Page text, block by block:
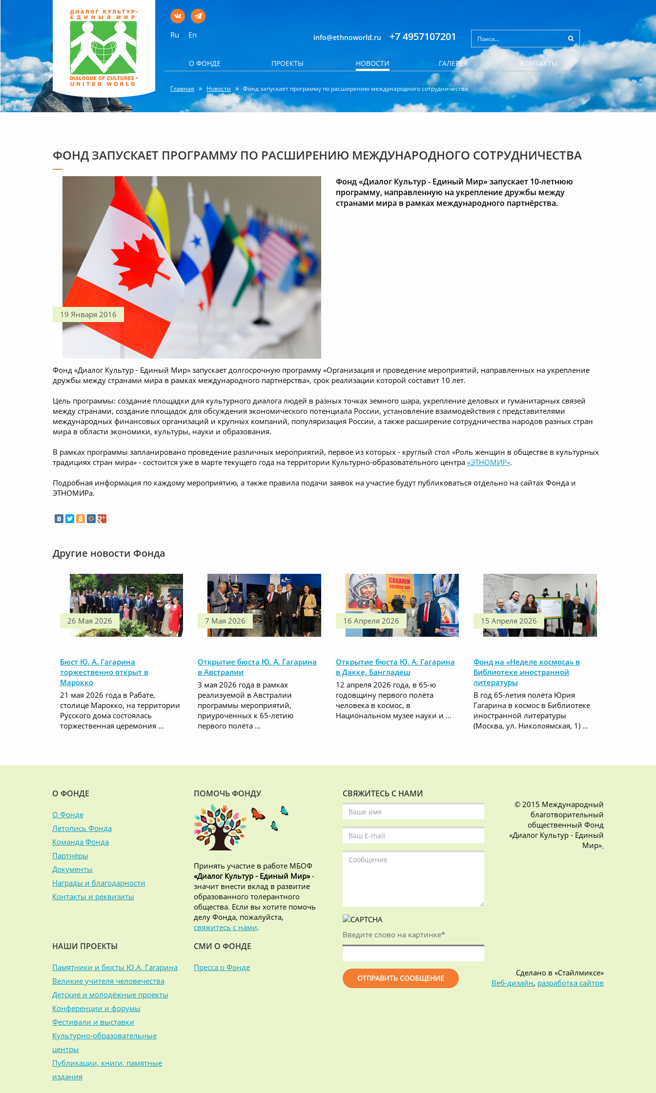
Ru En info@ethnoworld.ru +7 4957107201
О ФОНДЕ ПРОЕКТЫ НОВОСТИ ГАЛЕРЕЯ КОНТАКТЫ
Главная Новости Фонд запускает программу по расширению международного сотрудничества
ФОНД ЗАПУСКАЕТ ПРОГРАММУ ПО РАСШИРЕНИЮ МЕЖДУНАРОДНОГО СОТРУДНИЧЕСТВА
19 Января 2016
Фонд «Диалог Культур - Единый Мир» запускает 10-летнюю
программу, направленную на укрепление дружбы между
странами мира в рамках международного партнёрства.
Фонд «Диалог Культур - Единый Мир» запускает долгосрочную программу «Организация и проведение мероприятий, направленных на укрепление
дружбы между странами мира в рамках международного партнёрства», срок реализации которой составит 10 лет.
Цель программы: создание площадки для культурного диалога людей в разных точках земного шара, укрепление деловых и гуманитарных связей
между странами, создание площадок для обсуждения экономического потенциала России, установление взаимодействия с представителями
международных финансовых организаций и крупных компаний, популяризация России, а также расширение сотрудничества народов разных стран
мира в области экономики, культуры, науки и образования.
В рамках программы запланировано проведение различных мероприятий, первое из которых - круглый стол «Роль женщин в обществе в культурных
традициях стран мира» - состоится уже в марте текущего года на территории Культурно-образовательного центра «ЭТНОМИР».
Подробная информация по каждому мероприятию, а также правила подачи заявок на участие будут публиковаться отдельно на сайтах Фонда и
ЭТНОМИРа.
Другие новости Фонда
26 Мая 2026
Бюст Ю. А. Гагарина
торжественно открыт в
Марокко
21 мая 2026 года в Рабате,
столице Марокко, на территории
Русского дома состоялась
торжественная церемония …
7 Мая 2026
Открытие бюста Ю. А. Гагарина
в Австралии
3 мая 2026 года в рамках
реализуемой в Австралии
программы мероприятий,
приуроченных к 65-летию
первого полёта …
16 Апреля 2026
Открытие бюста Ю. А. Гагарина
в Дакке, Бангладеш
12 апреля 2026 года, в 65-ю
годовщину первого полёта
человека в космос, в
Национальном музее науки и …
15 Апреля 2026
Фонд на «Неделе космоса» в
Библиотеке иностранной
литературы
В год 65-летия полёта Юрия
Гагарина в космос в Библиотеке
иностранной литературы
(Москва, ул. Николоямская, 1) …
О ФОНДЕ
О Фонде
Летопись Фонда
Команда Фонда
Партнёры
Документы
Награды и благодарности
Контакты и реквизиты
ПОМОЧЬ ФОНДУ
Принять участие в работе МБОФ
«Диалог Культур - Единый Мир»-
значит внести вклад в развитие
образованного толерантного
общества. Если вы хотите помочь
делу Фонда, пожалуйста,
свяжитесь с нами.
НАШИ ПРОЕКТЫ
Памятники и бюсты Ю.А. Гагарина
Великие учителя человечества
Детские и молодёжные проекты
Конференции и форумы
Фестивали и выставки
Культурно-образовательные
центры
Публикации, книги, памятные
издания
СМИ О ФОНДЕ
Пресса о Фонде
СВЯЖИТЕСЬ С НАМИ
Введите слово на картинке*
© 2015 Международный
благотворительный
общественный Фонд
«Диалог Культур - Единый
Мир».
Сделано в «Стайлмиксе»
Веб-дизайн, разработка сайтов